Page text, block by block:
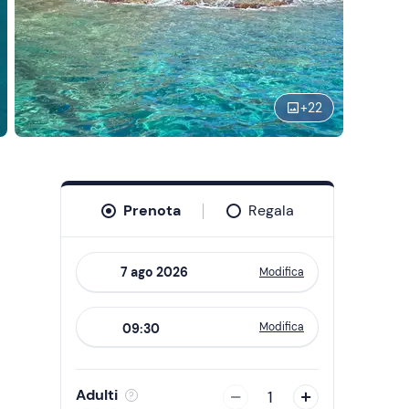
+22
Prenota Regala
forward
to
interact
with
Modifica
09:30 Modifica
Adulti 1